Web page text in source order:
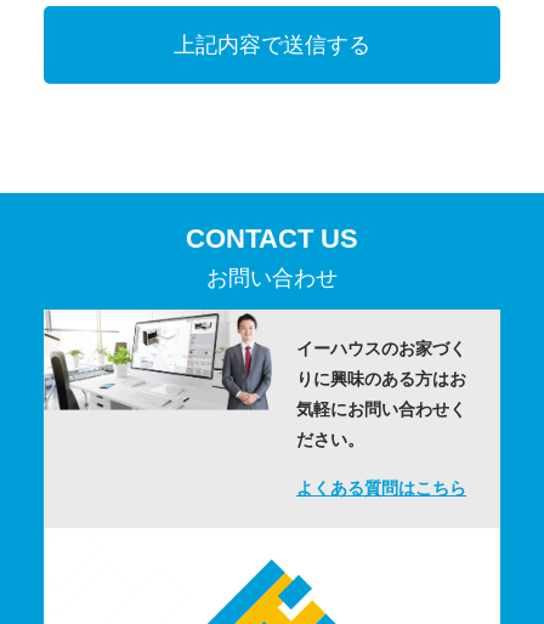
CONTACT US
お問い合わせ
イーハウスのお家づく
りに興味のある方はお
気軽にお問い合わせく
ださい。
よくある質問はこちら